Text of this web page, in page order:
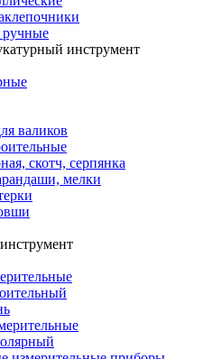
ручные
инструмент
валиков
скотч, серпянка
мелки